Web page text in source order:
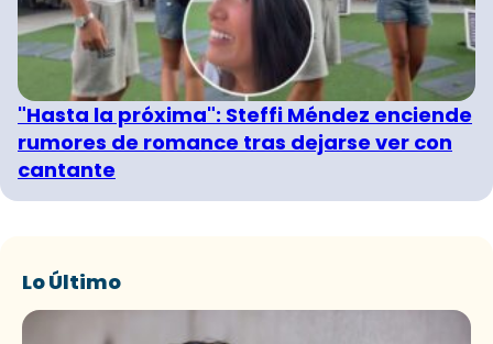
"Hasta la próxima": Steffi Méndez enciende
rumores de romance tras dejarse ver con
cantante
Lo Último